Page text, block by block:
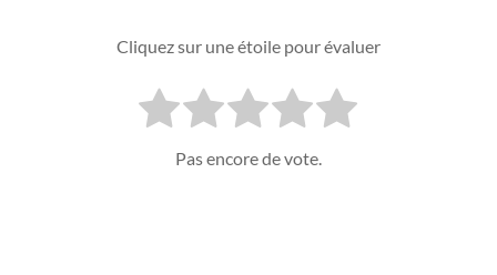
Cliquez sur une étoile pour évaluer
Pas encore de vote.